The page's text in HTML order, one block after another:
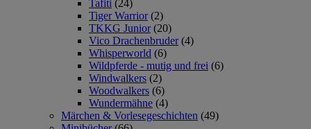
Tafiti (24)
Tiger Warrior (2)
TKKG Junior (20)
Vico Drachenbruder (4)
Whisperworld (6)
Wildpferde - mutig und frei (6)
Windwalkers (2)
Woodwalkers (6)
Wundermähne (4)
Märchen & Vorlesegeschichten (49)